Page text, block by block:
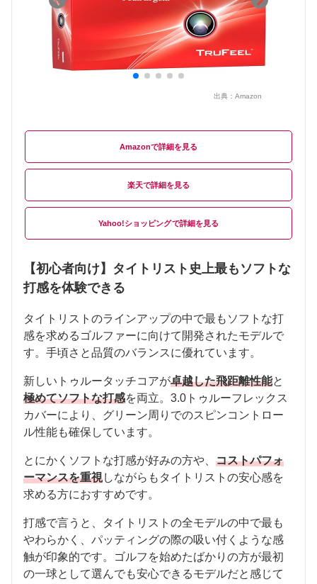
出典： Amazon
Amazon
楽天
Yahoo!ショッピング
【初心者向け】タイトリスト史上最もソフトな
打感を体験できる
タイトリストのラインアップの中で最もソフトな打
感を求めるゴルファーに向けて開発されたモデルで
す。手頃さと品質のバランスに優れています。
新しいトゥルータッチコアが卓越した飛距離性能と
極めてソフトな打感を両立。3.0トゥルーフレックス
カバーにより、グリーン周りでのスピンコントロー
ル性能も確保しています。
とにかくソフトな打感が好みの方や、 コストパフォ
ーマンスを重視しながらもタイトリストの安心感を
求める方におすすめです。
打感で言うと、タイトリストの全モデルの中で最も
やわらかく、パッティングの際の吸い付くような感
触が印象的です。ゴルフを始めたばかりの方が最初
の一球として選んでも安心できるモデルだと感じて